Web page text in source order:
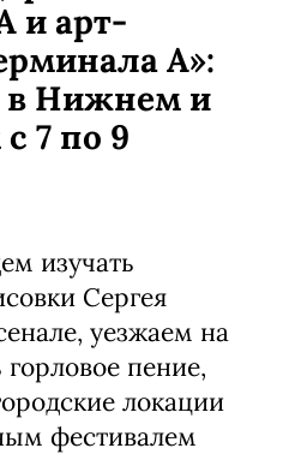
и арт-
А»:
в Нижнем и
7 по 9
изучать
Сергея
уезжаем на
пение,
локации
фестивалем